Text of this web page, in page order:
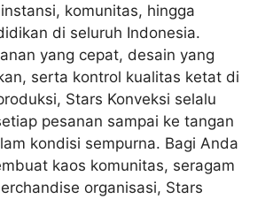
komunitas, hingga
di seluruh Indonesia.
yang cepat, desain yang
serta kontrol kualitas ketat di
Stars Konveksi selalu
pesanan sampai ke tangan
kondisi sempurna. Bagi Anda
kaos komunitas, seragam
organisasi, Stars